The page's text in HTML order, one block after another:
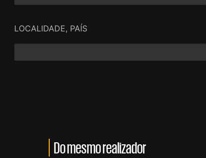
LOCALIDADE, PAÍS
Do mesmo realizador